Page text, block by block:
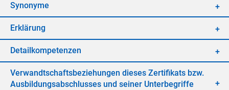
Syn­ony­me
Er­klä­rung
De­tail­kom­pe­ten­zen
Ver­wandt­schafts­be­zie­hun­gen die­ses Zer­ti­fi­kats bzw.
Aus­bil­dungs­ab­schlus­ses und sei­ner Un­ter­be­grif­fe